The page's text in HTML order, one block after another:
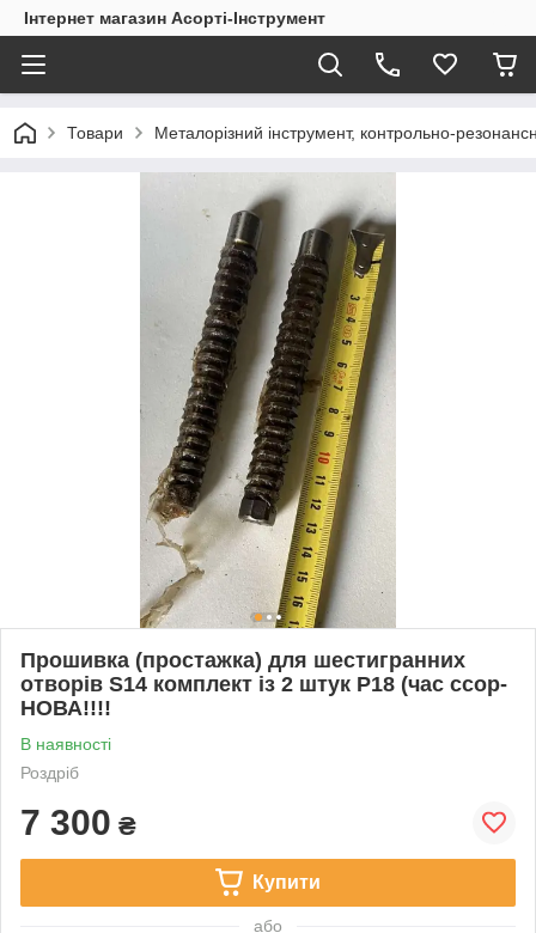
Інтернет магазин Асорті-Інструмент
Товари Металорізний інструмент, контрольно-
Прошивка (простажка) для шестигранних
отворів S14 комплект із 2 штук Р18 (час ссор-
НОВА!!!!
В наявності
Роздріб
7 300 ₴
Купити
або